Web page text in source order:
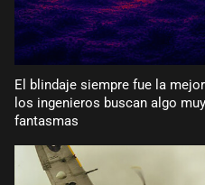
El blindaje siempre fue la
los ingenieros buscan algo
fantasmas